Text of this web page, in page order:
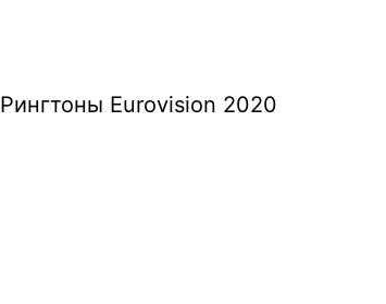
Рингтоны Eurovision 2020